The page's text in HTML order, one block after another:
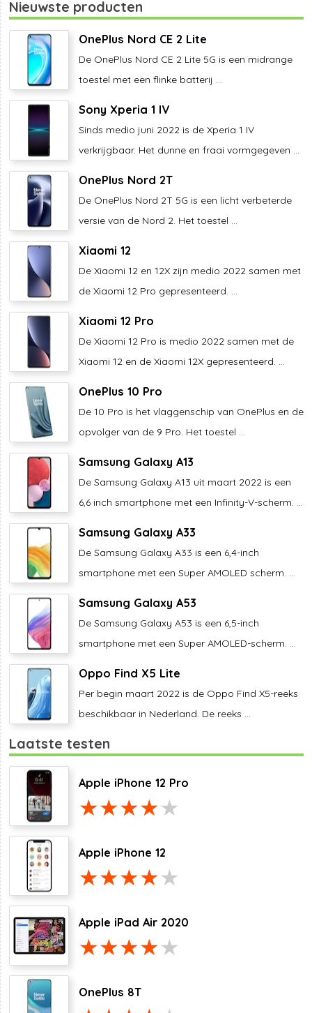
Nieuwste producten
OnePlus Nord CE 2 Lite
De OnePlus Nord CE 2 Lite 5G is een midrange
toestel met een flinke batterij ...
Sony Xperia 1 IV
Sinds medio juni 2022 is de Xperia 1 IV
verkrijgbaar. Het dunne en fraai vormgegeven ...
OnePlus Nord 2T
De OnePlus Nord 2T 5G is een licht verbeterde
versie van de Nord 2. Het toestel ...
Xiaomi 12
De Xiaomi 12 en 12X zijn medio 2022 samen met
de Xiaomi 12 Pro gepresenteerd. ...
Xiaomi 12 Pro
De Xiaomi 12 Pro is medio 2022 samen met de
Xiaomi 12 en de Xiaomi 12X gepresenteerd. ...
OnePlus 10 Pro
De 10 Pro is het vlaggenschip van OnePlus en de
opvolger van de 9 Pro. Het toestel ...
Samsung Galaxy A13
De Samsung Galaxy A13 uit maart 2022 is een
6,6 inch smartphone met een Infinity-V-scherm. ...
Samsung Galaxy A33
De Samsung Galaxy A33 is een 6,4-inch
smartphone met een Super AMOLED scherm. ...
Samsung Galaxy A53
De Samsung Galaxy A53 is een 6,5-inch
smartphone met een Super AMOLED-scherm. ...
Oppo Find X5 Lite
Per begin maart 2022 is de Oppo Find X5-reeks
beschikbaar in Nederland. De reeks ...
Laatste testen
Apple iPhone 12 Pro
Apple iPhone 12
Apple iPad Air 2020
OnePlus 8T